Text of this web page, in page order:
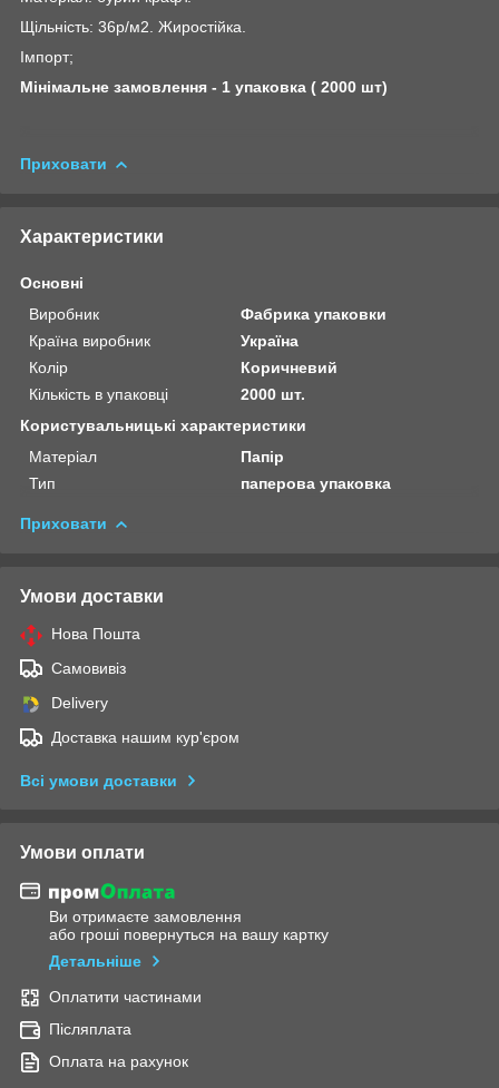
Щільність: 36р/м2. Жиростійка.
Імпорт;
Мінімальне замовлення - 1 упаковка ( 2000 шт)
Приховати
Характеристики
Основні
Виробник
Фабрика упаковки
Країна виробник
Україна
Колір
Коричневий
Кількість в упаковці
2000 шт.
Користувальницькі характеристики
Матеріал
Папір
Тип
паперова упаковка
Приховати
Умови доставки
Нова Пошта
Самовивіз
Delivery
Доставка нашим кур'єром
Всі умови доставки
Умови оплати
Ви отримаєте замовлення
або гроші повернуться на вашу картку
Детальніше
Оплатити частинами
Післяплата
Оплата на рахунок